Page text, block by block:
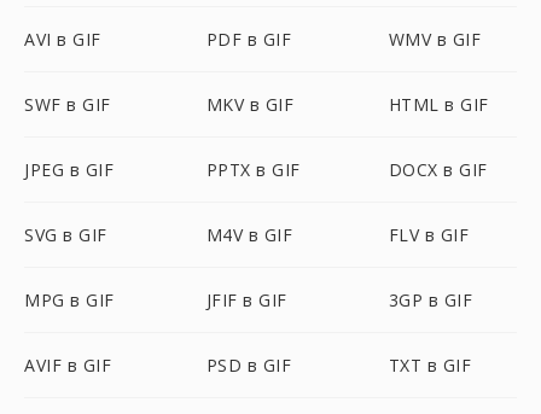
AVI в GIF PDF в GIF WMV в GIF
SWF в GIF MKV в GIF HTML в GIF
JPEG в GIF PPTX в GIF DOCX в GIF
SVG в GIF M4V в GIF FLV в GIF
MPG в GIF JFIF в GIF 3GP в GIF
AVIF в GIF PSD в GIF TXT в GIF